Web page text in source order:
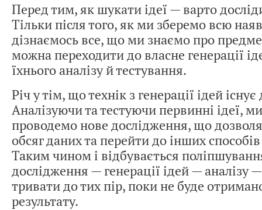
Перед тим, як шукати ідеї — варто
Тільки після того, як ми зберемо всю
дізнаємось все, що ми знаємо про
можна переходити до власне генерації
їхнього аналізу й тестування.
Річ у тім, що технік з генерації ідей
Аналізуючи та тестуючи первинні ідеї,
проводемо нове дослідження, що
обсяг даних та перейти до інших способів
Таким чином і відбувається
дослідження — генерації ідей — аналізу
тривати до тих пір, поки не буде
результату.